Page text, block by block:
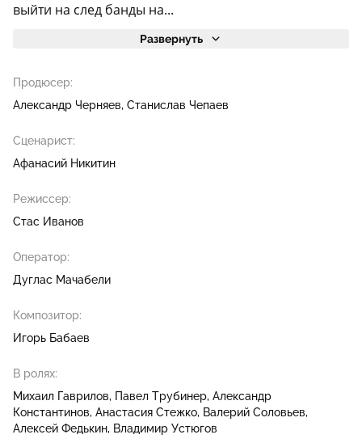
выйти на след банды на...
Развернуть
Продюсер:
Александр Черняев Станислав Чепаев
Сценарист:
Афанасий Никитин
Режиссер:
Стас Иванов
Оператор:
Дуглас Мачабели
Композитор:
Игорь Бабаев
В ролях:
Михаил Гаврилов
Павел Трубинер Александр
Константинов Анастасия Стежко Валерий Соловьев
Алексей Федькин Владимир Устюгов